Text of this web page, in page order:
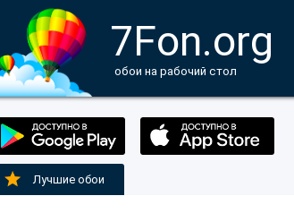
7Fon.org
обои на рабочий стол
Лучшие обои